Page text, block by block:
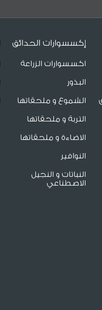
إكسسوارات الحدائق
اكسسوارات الزراعة
البذور
الشموع و ملحقاتها
التربة و ملحقاتها
الاضاءة و ملحقاتها
النوافير
النباتات و النجيل
الاصطناعي